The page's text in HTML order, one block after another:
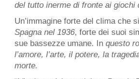
del tutto inerme di fronte ai giochi
Un’immagine forte del clima che
Spagna nel 1936, forte dei suoi
sue bassezze umane. In questo
l’amore, l’arte, il potere, la
morte.